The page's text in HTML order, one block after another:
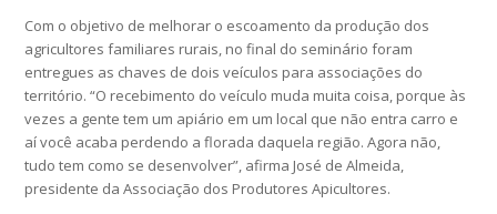
Com o objetivo de melhorar o escoamento da produção dos
agricultores familiares rurais, no final do seminário foram
entregues as chaves de dois veículos para associações do
território. “O recebimento do veículo muda muita coisa, porque às
vezes a gente tem um apiário em um local que não entra carro e
aí você acaba perdendo a florada daquela região. Agora não,
tudo tem como se desenvolver”, afirma José de Almeida,
presidente da Associação dos Produtores Apicultores.